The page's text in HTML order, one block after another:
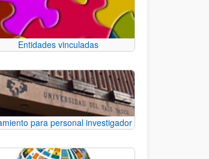
Entidades vinculadas
para personal investigador